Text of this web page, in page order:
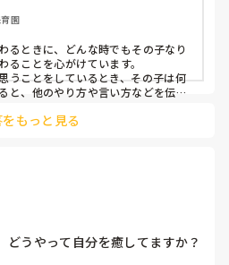
が、何とか汲み取ってくださ
園
るときに、どんな時でもその子なり
ることを心がけています。
うことをしているとき、その子は何
と、他のやり方や言い方などを伝え
イアンドエラーな感じですが...
わる子どもたちもいますよね。
かもしれませんが...日々の生活で関
もっと見る
どうやって自分を癒してますか？